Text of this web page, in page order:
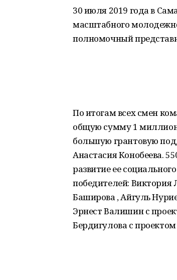
30 июля 2019 года в
масштабного
полномочный
По итогам всех смен
общую сумму 1 миллион
большую грантовую
Анастасия Конобеева.
развитие ее
победителей: Виктория
Баширова , Айгуль
Эрнест Валишин с
Бердигулова с